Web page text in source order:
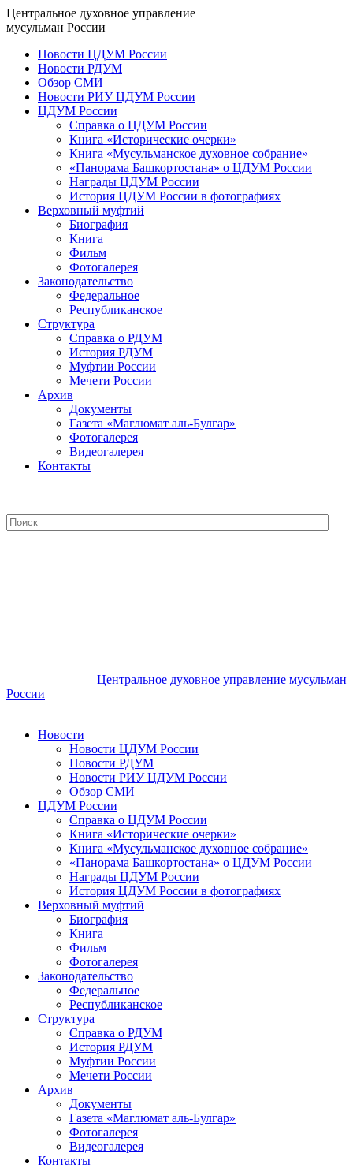
Центральное духовное управление
мусульман России
Новости ЦДУМ России
Новости РДУМ
Обзор СМИ
Новости РИУ ЦДУМ России
ЦДУМ России
Справка о ЦДУМ России
Книга «Исторические очерки»
Книга «Мусульманское духовное собрание»
«Панорама Башкортостана» о ЦДУМ России
Награды ЦДУМ России
История ЦДУМ России в фотографиях
Верховный муфтий
Биография
Книга
Фильм
Фотогалерея
Законодательство
Федеральное
Республиканское
Структура
Справка о РДУМ
История РДУМ
Муфтии России
Мечети России
Архив
Документы
Газета «Маглюмат аль-Булгар»
Фотогалерея
Видеогалерея
Контакты
Центральное духовное управление мусульман
России
Новости
Новости ЦДУМ России
Новости РДУМ
Новости РИУ ЦДУМ России
Обзор СМИ
ЦДУМ России
Справка о ЦДУМ России
Книга «Исторические очерки»
Книга «Мусульманское духовное собрание»
«Панорама Башкортостана» о ЦДУМ России
Награды ЦДУМ России
История ЦДУМ России в фотографиях
Верховный муфтий
Биография
Книга
Фильм
Фотогалерея
Законодательство
Федеральное
Республиканское
Структура
Справка о РДУМ
История РДУМ
Муфтии России
Мечети России
Архив
Документы
Газета «Маглюмат аль-Булгар»
Фотогалерея
Видеогалерея
Контакты